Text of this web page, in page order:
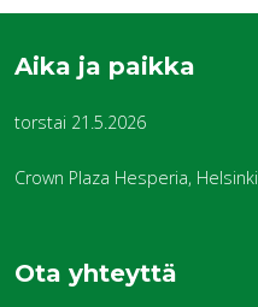
Aika ja paikka
torstai 21.5.2026
Crown Plaza Hesperia, Helsinki
Ota yhteyttä